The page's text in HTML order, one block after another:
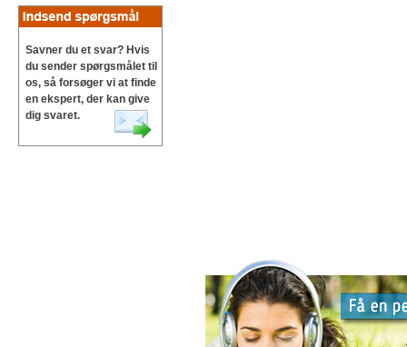
Savner du et svar? Hvis
du sender spørgsmålet til
os, så forsøger vi at finde
en ekspert, der kan give
dig svaret.